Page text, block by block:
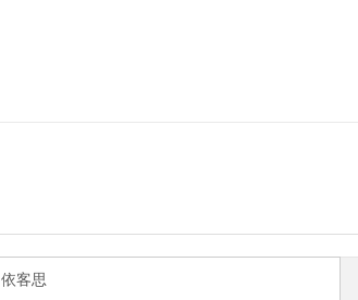
依客思